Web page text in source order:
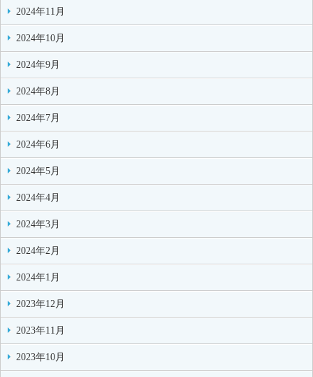
2024年11月
2024年10月
2024年9月
2024年8月
2024年7月
2024年6月
2024年5月
2024年4月
2024年3月
2024年2月
2024年1月
2023年12月
2023年11月
2023年10月